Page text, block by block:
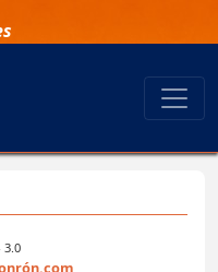
3.0